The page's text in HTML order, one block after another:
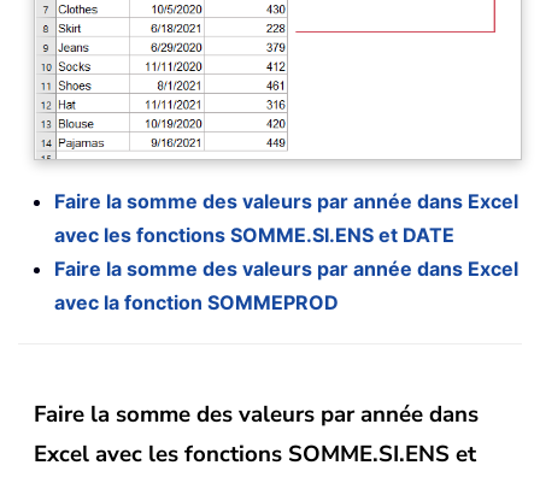
Faire la somme des valeurs par année dans Excel
avec les fonctions SOMME.SI.ENS et DATE
Faire la somme des valeurs par année dans Excel
avec la fonction SOMMEPROD
Faire la somme des valeurs par année dans
Excel avec les fonctions SOMME.SI.ENS et